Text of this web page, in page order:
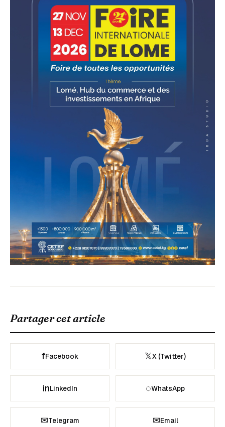
Partager cet article
fFacebook 𝕏X (Twitter)
inLinkedIn ◌WhatsApp
✉Telegram ✉Email